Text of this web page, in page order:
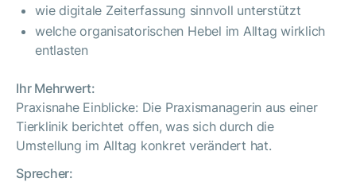
wie digitale Zeiterfassung sinnvoll unterstützt
welche organisatorischen Hebel im Alltag wirklich
entlasten
Ihr Mehrwert:
Praxisnahe Einblicke: Die Praxismanagerin aus einer
Tierklinik berichtet offen, was sich durch die
Umstellung im Alltag konkret verändert hat.
Sprecher: